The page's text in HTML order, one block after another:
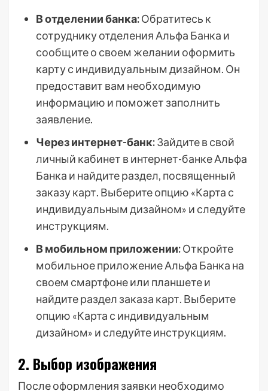
В отделении банка:Обратитесь к
сотруднику отделения Альфа Банка и
сообщите о своем желании оформить
карту с индивидуальным дизайном. Он
предоставит вам необходимую
информацию и поможет заполнить
заявление.
Через интернет-банк:Зайдите в свой
личный кабинет в интернет-банке Альфа
Банка и найдите раздел, посвященный
заказу карт. Выберите опцию «Карта с
индивидуальным дизайном» и следуйте
инструкциям.
В мобильном приложении:Откройте
мобильное приложение Альфа Банка на
своем смартфоне или планшете и
найдите раздел заказа карт. Выберите
опцию «Карта с индивидуальным
дизайном» и следуйте инструкциям.
2. Выбор изображения
После оформления заявки необходимо